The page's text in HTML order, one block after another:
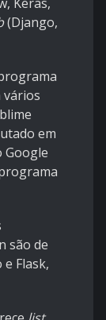
(Django,
vários
em
Google
são de
Flask,